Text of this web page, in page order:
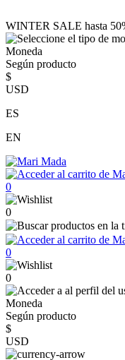
WINTER SALE hasta
Moneda
Según producto
$
USD
ES
EN
0
0
0
0
Moneda
Según producto
$
USD